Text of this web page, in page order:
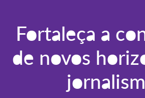
Fortaleça a
de novos